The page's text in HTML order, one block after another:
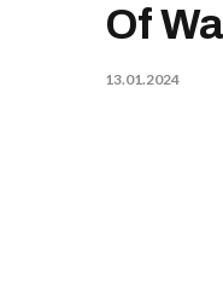
Of
13.01.2024